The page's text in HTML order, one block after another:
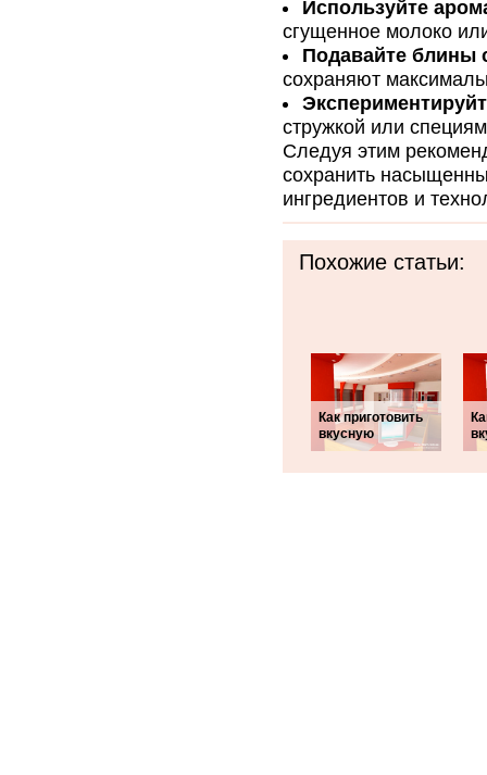
Используйте
сгущенное молоко
Подавайте блины
сохраняют
стружкой или
Следуя этим
сохранить
ингредиентов и
Похожие статьи:
Как приготовить
вкусную